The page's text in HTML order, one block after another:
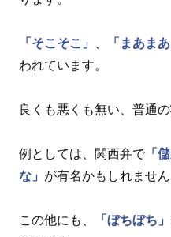
「そこそこ」 「まあまあ
われています。
良くも悪くも無い、普通
例としては、関西弁で「
な」 が有名かもしれません
この他にも、 「ぼちぼち」